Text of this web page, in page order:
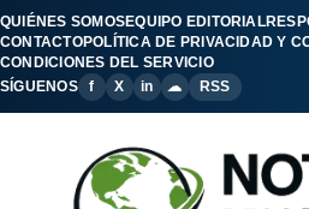
QUIÉNES SOMOSEQUIPO EDITORIAL
CONTACTOPOLÍTICA DE PRIVACIDAD Y
CONDICIONES DEL SERVICIO
SÍGUENOS
f X in ☁ RSS